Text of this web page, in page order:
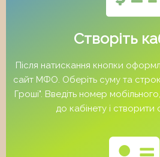
Створіть
Після натискання кнопки
сайт МФО. Оберіть суму та
Гроші". Введіть номер
до кабінету і створити